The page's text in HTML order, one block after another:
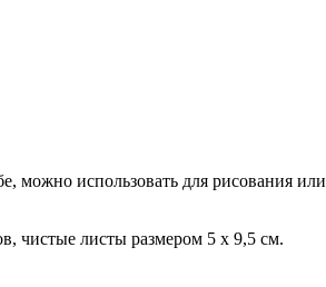
использовать для рисования
чистые листы размером 5 x 9,5 см.